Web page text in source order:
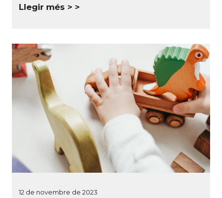
Llegir més >
12 de novembre de 2023